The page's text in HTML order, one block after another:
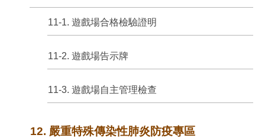
11-1. 遊戲場合格檢驗證明
11-2. 遊戲場告示牌
11-3. 遊戲場自主管理檢查
12. 嚴重特殊傳染性肺炎防疫專區